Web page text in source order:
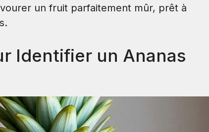
un fruit parfaitement mûr, prêt à
Identifier un Ananas